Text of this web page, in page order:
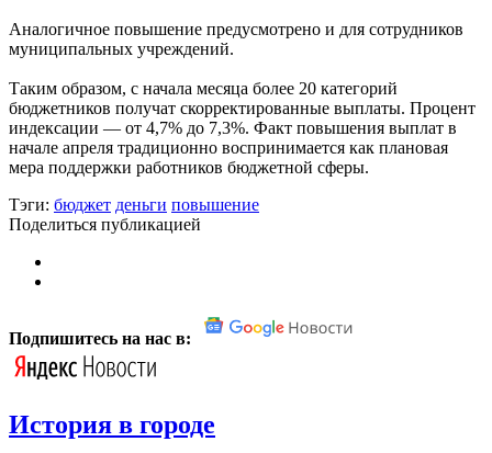
Аналогичное повышение предусмотрено и для сотрудников
муниципальных учреждений.
Таким образом, с начала месяца более 20 категорий
бюджетников получат скорректированные выплаты. Процент
индексации — от 4,7% до 7,3%. Факт повышения выплат в
начале апреля традиционно воспринимается как плановая
мера поддержки работников бюджетной сферы.
Тэги: бюджет деньги повышение
Поделиться публикацией
Подпишитесь на нас в:
История в городе